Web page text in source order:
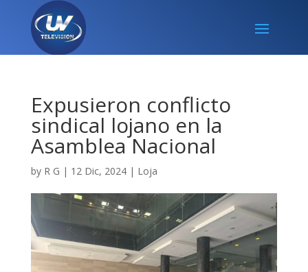
Expusieron conflicto
sindical lojano en la
Asamblea Nacional
by R G | 12 Dic, 2024| Loja